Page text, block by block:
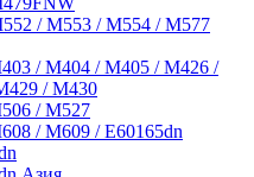
/ M553 / M554 / M577
/ M404 / M405 / M426 /
/ M430
/ M527
/ M609 / E60165dn